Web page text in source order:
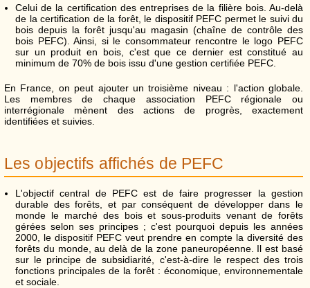
Celui de la certification des entreprises de la filière bois. Au-delà
de la certification de la forêt, le dispositif PEFC permet le suivi du
bois depuis la forêt jusqu'au magasin (chaîne de contrôle des
bois PEFC). Ainsi, si le consommateur rencontre le logo PEFC
sur un produit en bois, c'est que ce dernier est constitué au
minimum de 70% de bois issu d'une gestion certifiée PEFC.
En France, on peut ajouter un troisième niveau : l'action globale.
Les membres de chaque association PEFC régionale ou
interrégionale mènent des actions de progrès, exactement
identifiées et suivies.
Les objectifs affichés de PEFC
L'objectif central de PEFC est de faire progresser la gestion
durable des forêts, et par conséquent de développer dans le
monde le marché des bois et sous-produits venant de forêts
gérées selon ses principes ; c'est pourquoi depuis les années
2000, le dispositif PEFC veut prendre en compte la diversité des
forêts du monde, au delà de la zone paneuropéenne. Il est basé
sur le principe de subsidiarité, c'est-à-dire le respect des trois
fonctions principales de la forêt : économique, environnementale
et sociale.